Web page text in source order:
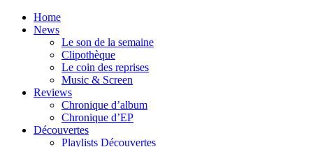
Home
News
Le son de la semaine
Clipothèque
Le coin des reprises
Music & Screen
Reviews
Chronique d’album
Chronique d’EP
Découvertes
Playlists Découvertes